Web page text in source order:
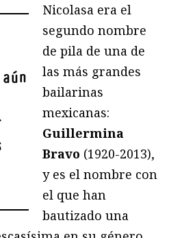
Nicolasa era el
segundo nombre
de pila de una de
las más grandes
bailarinas
mexicanas:
Guillermina
Bravo (1920-2013),
y es el nombre con
el que han
bautizado una